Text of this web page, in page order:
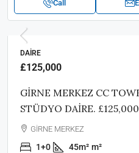
Call
DAIRE
£125,000
GİRNE MERKEZ CC
STÜDYO DAİRE.
GİRNE MERKEZ
1+0 45m² m²